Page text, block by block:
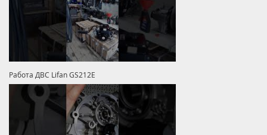
Работа ДВС Lifan GS212E